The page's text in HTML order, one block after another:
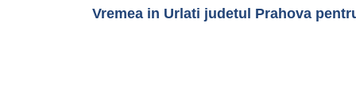
Vremea in Urlati judetul Prahova